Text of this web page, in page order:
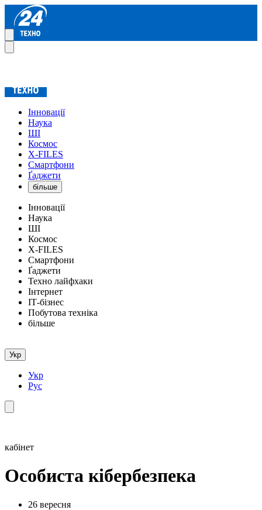
Інновації
Наука
ШІ
Космос
X-FILES
Смартфони
Ґаджети
більше
Інновації
Наука
ШІ
Космос
X-FILES
Смартфони
Ґаджети
Техно лайфхаки
Інтернет
ІТ-бізнес
Побутова техніка
більше
Укр
Укр
Рус
кабінет
Особиста кібербезпека
26 вересня